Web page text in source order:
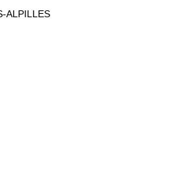
ALPILLES